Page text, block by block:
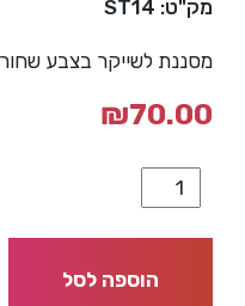
מק"ט: ST14
מסננת לשייקר בצבע שחור
₪70.00
הוספה לסל